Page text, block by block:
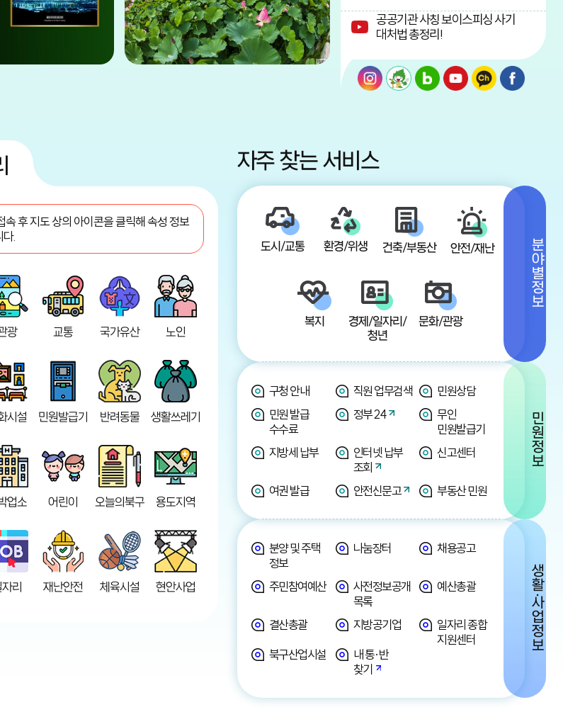
공공기관 사칭 보이스피싱 사기
대처법 총정리!
속 후 지도 상의 아이콘을 클릭해 속성 정보
.
광 교통 국가유산 노인
시설 민원발급기 반려동물 생활쓰레기
업소 어린이 오늘의북구 용도지역
리 재난안전 체육시설 현안사업
자주 찾는 서비스
분야별정보
도시/교통 환경/위생 건축/부동산 안전/재난
복지
경제/일자리/
청년
문화/관광
민원정보
구청 안내 직원 업무검색
민원상담
민원 발급
수수료
정부 24
무인
민원발급기
지방세 납부
인터넷 납부
조회
신고센터
여권 발급 안전신문고 부동산 민원
생활·사업정보
분양 및 주택
정보
나눔장터 채용공고
주민참여예산
사전정보공개
목록
예산총괄
결산총괄 지방공기업
일자리 종합
지원센터
북구산업시설
내 통·반
찾기